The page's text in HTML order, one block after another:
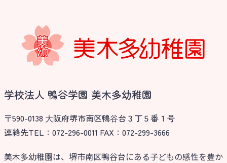
学校法人 鴨谷学園 美木多幼稚園
〒590-0138 ⼤阪府堺市南区鴨⾕台３丁５番１号
連絡先TEL：072-296-0011 FAX：072-299-3666
美木多幼稚園は、堺市南区鴨谷台にある子どもの感性を豊か